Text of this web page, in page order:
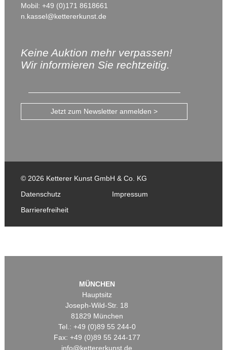
Mobil: +49 (0)171 8618661
n.kassel@kettererkunst.de
Keine Auktion mehr verpassen!
Wir informieren Sie rechtzeitig.
Jetzt zum Newsletter anmelden >
© 2026 Ketterer Kunst GmbH & Co. KG
Datenschutz
Impressum
Barrierefreiheit
MÜNCHEN
Hauptsitz
Joseph-Wild-Str. 18
81829 München
Tel.: +49 (0)89 55 244-0
Fax: +49 (0)89 55 244-177
info@kettererkunst.de